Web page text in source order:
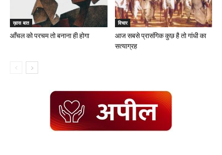
ख़ास बात
आँचल को परचम तो बनाना ही होगा
विचार
आज सबसे प्रासंगिक कुछ है तो गांधी का
सत्याग्रह